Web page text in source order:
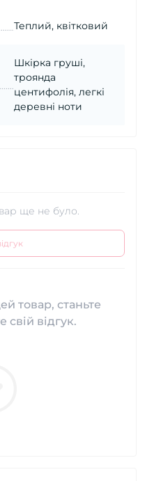
Теплий, квітковий
Шкірка груші,
троянда
центифолія, легкі
деревні ноти
ще не було.
товар, станьте
відгук.